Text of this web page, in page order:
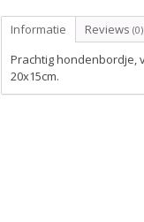
Informatie Reviews (0)
Prachtig hondenbordje,
20x15cm.